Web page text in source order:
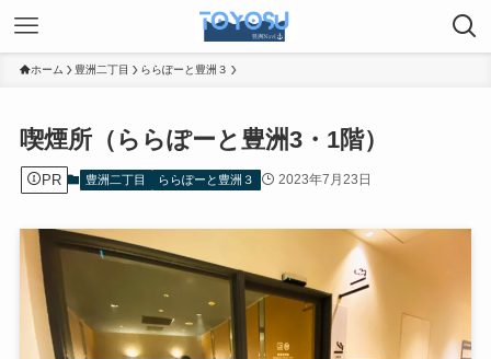
ホーム 豊洲二丁目 ららぽーと豊洲３
喫煙所（ららぽーと豊洲3・1階）
PR 豊洲二丁目 ららぽーと豊洲３ 2023年7月23日